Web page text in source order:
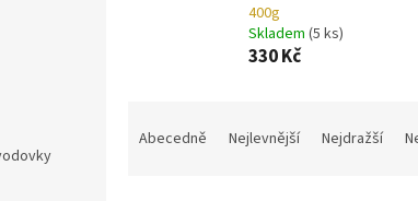
400g
Skladem (5 ks)
330 Kč
Abecedně Nejlevnější Nejdražší